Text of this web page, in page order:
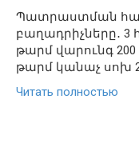
Պատրաստման
բաղադրիչները․
թարմ վարունգ
թարմ կանաչ սոխ
Читать полностью